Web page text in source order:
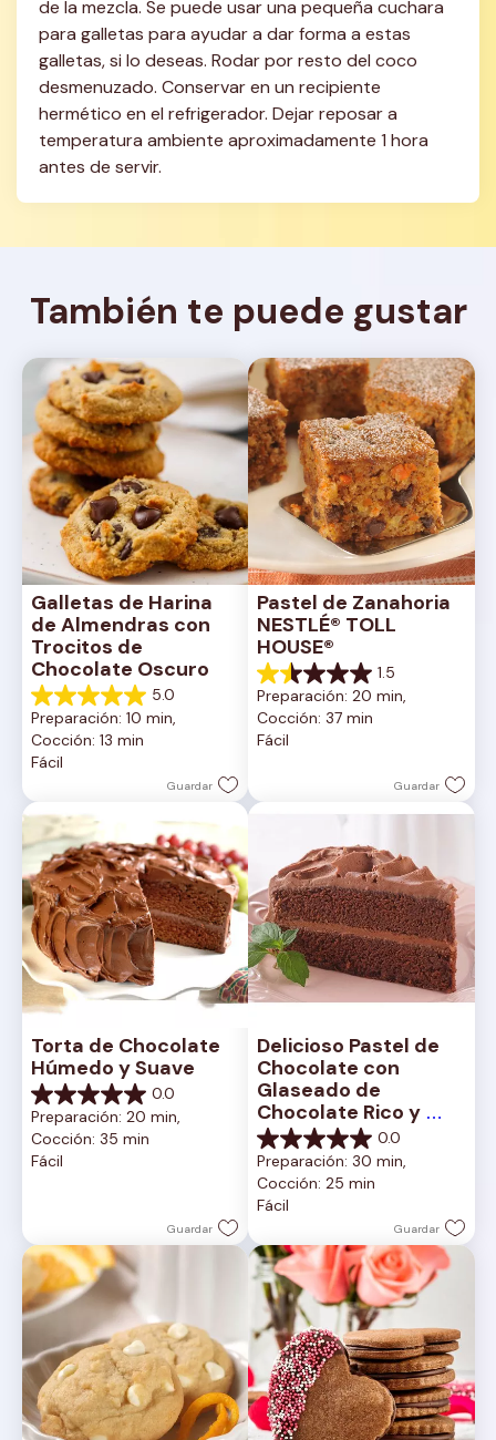
de la mezcla. Se puede usar una pequeña cuchara
para galletas para ayudar a dar forma a estas
galletas, si lo deseas. Rodar por resto del coco
desmenuzado. Conservar en un recipiente
hermético en el refrigerador. Dejar reposar a
temperatura ambiente aproximadamente 1 hora
antes de servir.
También te puede gustar
Galletas de Harina
de Almendras con
Trocitos de
Chocolate Oscuro
5.0
5.0
de
5
estrellas.
reseña
Preparación: 10 min,
Cocción: 13 min
Fácil
Guardar
Pastel de Zanahoria
NESTLÉ® TOLL
HOUSE®
1.5
1.5
de
5
estrellas.
Preparación: 20 min,
Cocción: 37 min
Fácil
Guardar
Torta de Chocolate
Húmedo y Suave
0.0
0.0
de
5
estrellas.
Preparación: 20 min,
Cocción: 35 min
Fácil
Guardar
Delicioso Pastel de
Chocolate con
Glaseado de
Chocolate Rico y
Cremoso
0.0
0.0
de
5
estrellas.
Preparación: 30 min,
Cocción: 25 min
Fácil
Guardar